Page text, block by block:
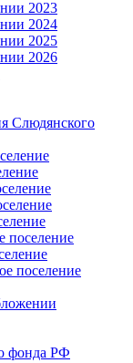
2023
2024
2025
2026
Слюдянского
поселение
поселение
фонда РФ